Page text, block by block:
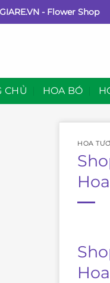
- Flower Shop
CHỦ HOA BÓ
HOA